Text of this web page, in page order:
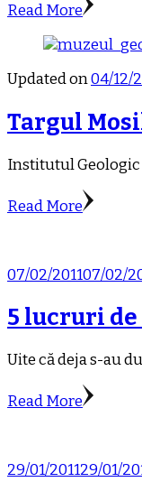
Read More
Updated on04/12/
Targul
Institutul Geologic
Read More
07/02/201107/02/
5 lucruri
Uite că deja s-au
Read More
29/01/201129/01/